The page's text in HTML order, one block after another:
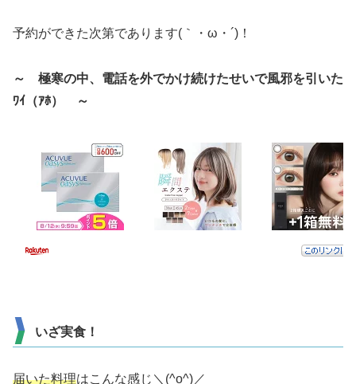
予約ができた次第であります(｀・ω・´)！
～ 極寒の中、電話を外でかけ続けたせいで風邪を引いた
ﾜｲ（ｱﾎ） ～
いざ実食！
届いた料理はこんな感じ＼(^o^)／